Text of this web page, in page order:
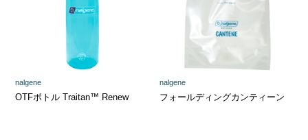
nalgene
OTFボトル Traitan™ Renew
nalgene
フォールディングカンティーン